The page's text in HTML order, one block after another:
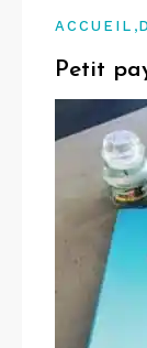
ACCUEIL ,
Petit